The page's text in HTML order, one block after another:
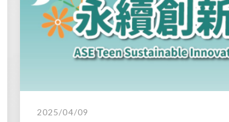
2025/04/09